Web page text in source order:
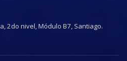
2do nivel, Módulo B7, Santiago.